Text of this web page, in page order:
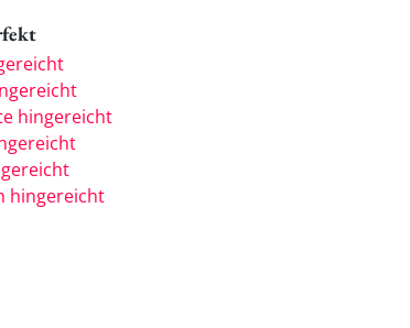
hingereicht
hingereicht